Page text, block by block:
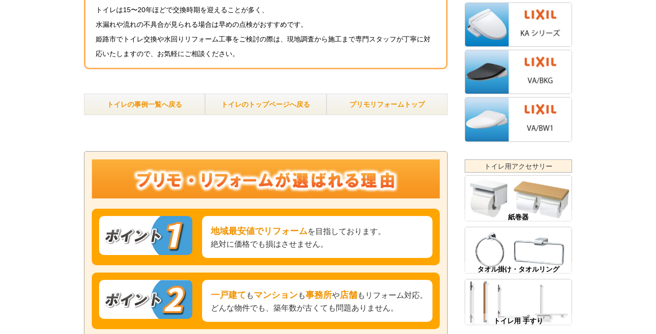
トイレは15〜20年ほどで交換時期を迎えることが多く、
水漏れや流れの不具合が見られる場合は早めの点検がおすすめです。
姫路市でトイレ交換や水回りリフォーム工事をご検討の際は、現地調査から施工まで専門スタッフが丁寧に対
応いたしますので、お気軽にご相談ください。
トイレの事例一覧へ戻る トイレのトップページへ戻る プリモリフォームトップ
地域最安値でリフォームを目指しております。
絶対に価格でも損はさせません。
一戸建て もマンションも事務所や店舗もリフォーム対応。
どんな物件でも、築年数が古くても問題ありません。
トイレ用アクセサリー
紙巻器
タオル掛け・タオルリング
トイレ用 手すり